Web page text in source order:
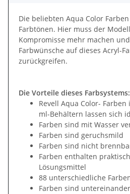
Die beliebten Aqua Color
Farbtönen. Hier muss der
Kompromisse mehr machen
Farbwünsche auf dieses Acryl-
zurückgreifen.
Die Vorteile dieses Farbsystems:
Revell Aqua Color-
ml-Behältern lassen sich
Farben sind mit Wasser
Farben sind geruchsmild
Farben sind nicht
Farben enthalten
Lösungsmittel
88 unterschiedliche
Farben sind